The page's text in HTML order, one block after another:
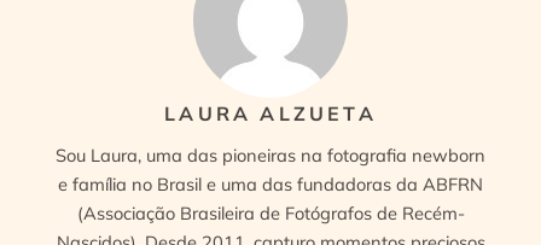
LAURA ALZUETA
Sou Laura, uma das pioneiras na fotografia newborn
e família no Brasil e uma das fundadoras da ABFRN
(Associação Brasileira de Fotógrafos de Recém-